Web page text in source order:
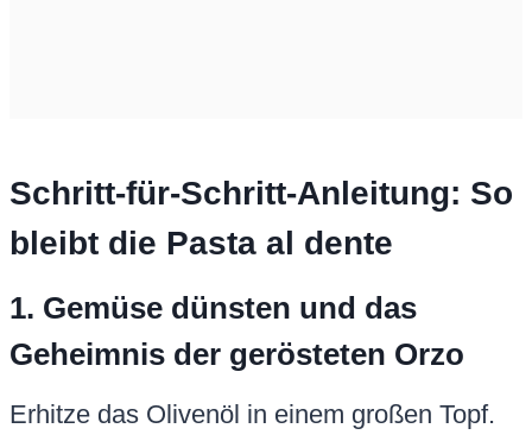
Schritt-für-Schritt-Anleitung: So
bleibt die Pasta al dente
1. Gemüse dünsten und das
Geheimnis der gerösteten Orzo
Erhitze das Olivenöl in einem großen Topf.